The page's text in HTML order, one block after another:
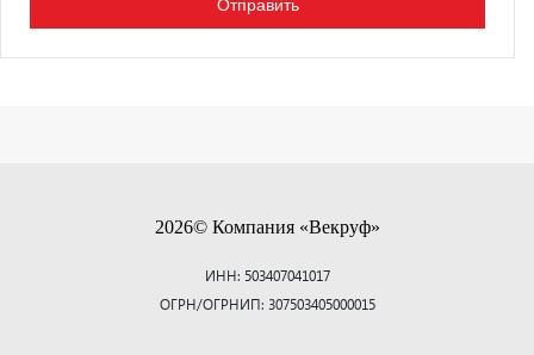
2026© Компания «Векруф»
ИНН: 503407041017
ОГРН/ОГРНИП: 307503405000015